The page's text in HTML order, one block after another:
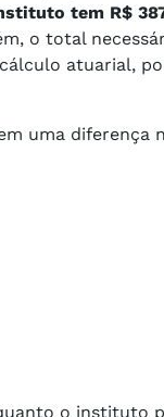
tem R$
o total
atuarial,
uma diferença
o instituto